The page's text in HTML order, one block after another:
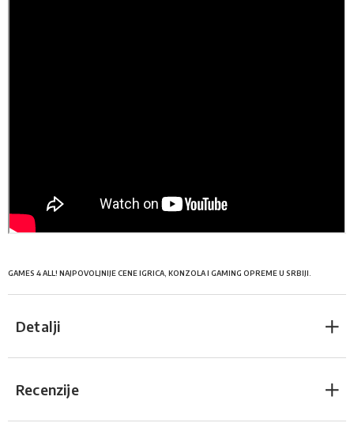
GAMES 4 ALL! NAJPOVOLJNIJE CENE IGRICA, KONZOLA I GAMING OPREME U SRBIJI.
Detalji
Recenzije